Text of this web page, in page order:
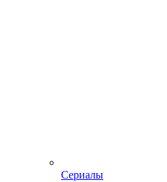
Сериалы